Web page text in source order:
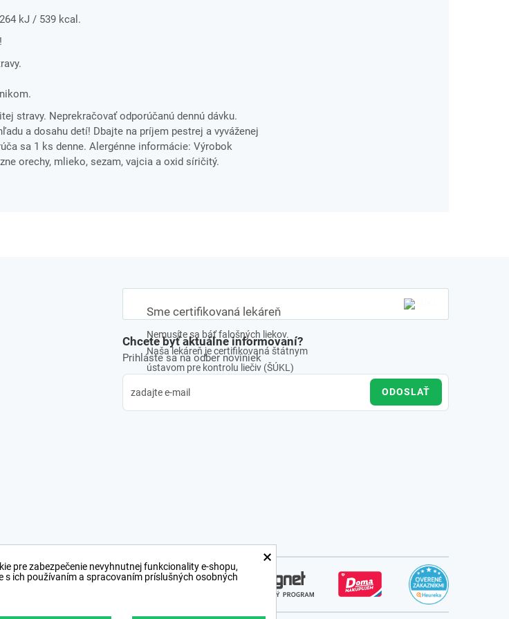
kJ / 539 kcal.
stravy. Neprekračovať odporúčanú dennú dávku.
a dosahu detí! Dbajte na príjem pestrej a vyváženej
sa 1 ks denne. Alergénne informácie: Výrobok
orechy, mlieko, sezam, vajcia a oxid síričitý.
Sme certifikovaná lekáreň
Nemusíte sa báť falošných liekov.
Naša lekáreň je certifikovaná štátnym
ústavom pre kontrolu liečiv (ŠÚKL)
Chcete byť aktuálne informovaní?
Prihláste sa na odber noviniek
ODOSLAŤ
×
pre zabezpečenie nevyhnutnej funkcionality e-shopu,
s ich používaním a spracovaním príslušných osobných